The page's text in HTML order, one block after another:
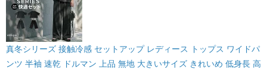
真冬シリーズ 接触冷感 セットアップ レディース トップス ワイドパ
ンツ 半袖 速乾 ドルマン 上品 無地 大きいサイズ きれいめ 低身長 高